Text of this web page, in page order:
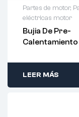
Partes de motor,
eléctricas motor
Bujia De Pre-
Calentamiento
LEER MÁS